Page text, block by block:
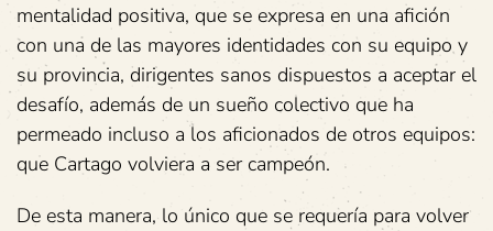
mentalidad positiva, que se expresa en una afición
con una de las mayores identidades con su equipo y
su provincia, dirigentes sanos dispuestos a aceptar el
desafío, además de un sueño colectivo que ha
permeado incluso a los aficionados de otros equipos:
que Cartago volviera a ser campeón.
De esta manera, lo único que se requería para volver